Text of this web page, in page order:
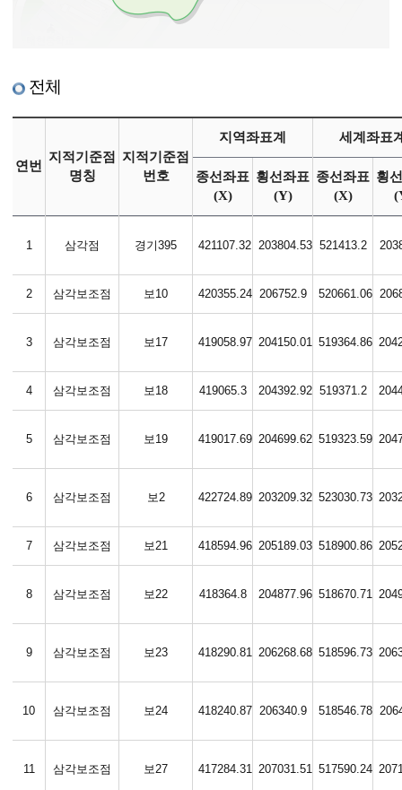
전체
연번
지적기준점
명칭
지적기준점
번호
지역좌표계 세계좌표
종선좌표
(X)
횡선좌표
(Y)
종선좌표
(X)
횡
1 삼각점 경기395 421107.32 203804.53 521413.2
2 삼각보조점 보10 420355.24 206752.9 520661.06
3 삼각보조점 보17 419058.97 204150.01 519364.86
4 삼각보조점 보18 419065.3 204392.92 519371.2
5 삼각보조점 보19 419017.69 204699.62 519323.59
6 삼각보조점 보2 422724.89 203209.32 523030.73
7 삼각보조점 보21 418594.96 205189.03 518900.86
8 삼각보조점 보22 418364.8 204877.96 518670.71
9 삼각보조점 보23 418290.81 206268.68 518596.73
10 삼각보조점 보24 418240.87 206340.9 518546.78
11 삼각보조점 보27 417284.31 207031.51 517590.24